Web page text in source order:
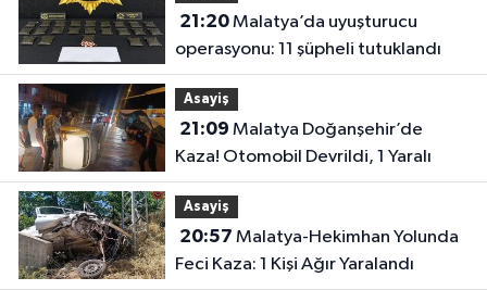
21:20Malatya’da uyuşturucu
operasyonu: 11 şüpheli tutuklandı
Asayiş
21:09
Kaza! Otomobil Devrildi, 1 Yaralı
Asayiş
20:57
Feci Kaza: 1 Kişi Ağır Yaralandı